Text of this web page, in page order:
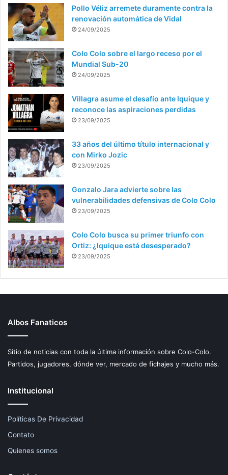
Pollo Véliz arremete duramente contra la
renovación automática de Vidal
24/09/2025
Colo Colo sobre el largo receso por el
Mundial Sub-20
24/09/2025
Villagra asume el desafío ante Iquique y
reconoce las aspiraciones perdidas
23/09/2025
33 años del último título internacional y
con Mirko Jozic
23/09/2025
Gonzalo Jara advierte sobre las
vulnerabilidades defensivas de Colo Colo
23/09/2025
Colo Colo busca su primer triunfo con
Ortiz: ¿Iquique está desesperado?
23/09/2025
Albos Fanaticos
Sitio de noticias con toda la última información sobre Colo-Colo.
Partidos, jugadores, dónde ver, mercado de fichajes y mucho más.
Institucional
Políticas De Privacidad
Contato
Quienes somos